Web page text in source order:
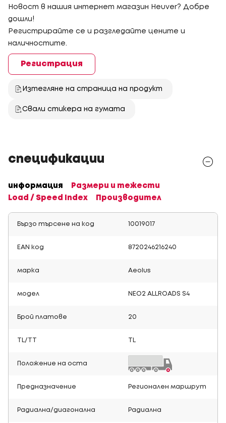
Новост в нашия интернет магазин Heuver? Добре
дошли!
Регистрирайте се и разгледайте цените и
наличностите.
Регистрация
Изтегляне на страница на продукт
Свали стикера на гумата
спецификации
информация
Размери и тежести
Load / Speed Index
Производител
Бързо търсене на код 10019017
EAN код 8720246216240
марка Aeolus
модел NEO2 ALLROADS S4
Брой платове 20
TL/TT
Положение на оста
Предназначение Регионален маршрут
Радиална/диагонална Радиална